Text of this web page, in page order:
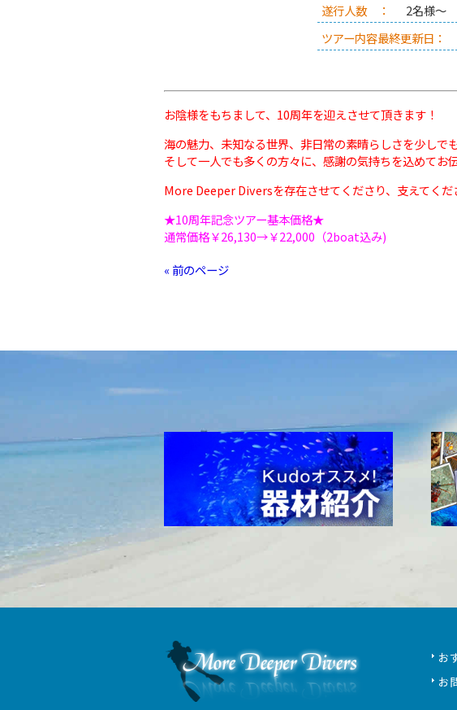
遂行人数 ：
2名様～
ツアー内容最終更新日：
お陰様をもちまして、10周年を迎えさせて頂きます！
海の魅力、未知なる世界、非日常の素晴らしさを少しで
そして一人でも多くの方々に、感謝の気持ちを込めてお
More Deeper Diversを存在させてくださり、支えてくだ
★10周年記念ツアー基本価格★
通常価格￥26,130→￥22,000（2boat込み)
« 前のページ
お
お